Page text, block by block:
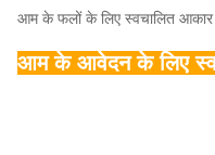
आम के फलों के लिए स्वचालित आकार
आम के आवेदन के लिए